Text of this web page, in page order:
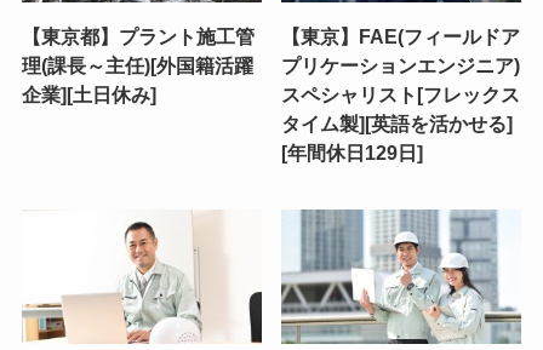
【東京都】プラント施工管
理(課長～主任)[外国籍活躍
企業][土日休み]
【東京】FAE(フィールドア
プリケーションエンジニア)
スペシャリスト[フレックス
タイム製][英語を活かせる]
[年間休日129日]